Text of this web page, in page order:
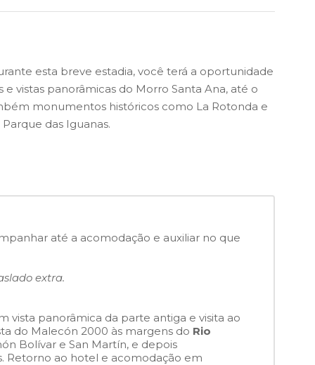
esta breve estadia, você terá a oportunidade
vistas panorâmicas do Morro Santa Ana, até o
monumentos históricos como La Rotonda e
das Iguanas.
até a acomodação e auxiliar no que
extra.
vista panorâmica da parte antiga e visita ao
do Malecón 2000 às margens do Rio
Bolívar e San Martín, e depois
Retorno ao hotel e acomodação em